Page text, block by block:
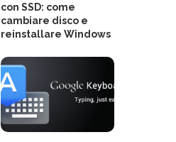
con SSD: come
cambiare disco e
reinstallare Windows